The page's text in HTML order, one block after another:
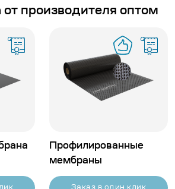
производителя оптом
Профилированные
мембраны